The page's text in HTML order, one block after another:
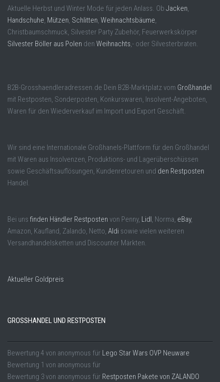
Aktuelle Herbst und Winter Mode für jeden Anlass. Ob Jacken,
Handschuhe, Mützen, Schlitten, Weihnachtsbäume,
Christbaumschmuck, Silvester Party Zubehör, Feuerwerkskörper
Silvester Böller aus Polen den Weihnachts,- oder Silvesterbraten.
B2B-Grosshaendleradressen.de Dein B2B-Marktplatz vom Großhandel
mit Restposten, Sonderposten, Konkurswaren, Insolvent-Angeboten,
Waren für den Wiederverkauf im Import und Export Geschäft.
Wir sind eine Internationale Großhanels-Plattform für den Großhandel
mit Waren aus Insolvenzen, Produktions- und Lagerüberschüssen
sowie Geschäftsauflösungen, Kundenretouren und den Restposten
Handel.
Bei uns finden Händler Restposten von Penny, Lidl , Norma, eBay,
Amazon, Kaufland, Zalando, Netto, Aldi sowie vielen weiteren
Versandhandelsketten und Discounter Märkten.
Aktueller Goldpreis
GROSSHANDEL UND RESTPOSTEN
Bewertung 4 von anonymous für Lego Star Wars OVP Neuware
Bewertung 1 von anonymous für
Bewertung 3von anonymous für Restposten Pakete von ZALANDO